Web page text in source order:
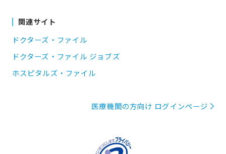
関連サイト
ドクターズ・ファイル
ドクターズ・ファイル ジョブズ
ホスピタルズ・ファイル
医療機関の方向け ログインページ